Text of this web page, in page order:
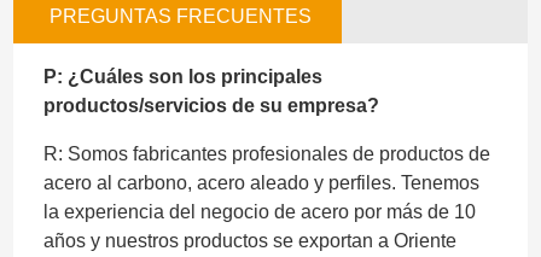
PREGUNTAS FRECUENTES
P: ¿Cuáles son los principales
productos/servicios de su empresa?
R: Somos fabricantes profesionales de productos de
acero al carbono, acero aleado y perfiles. Tenemos
la experiencia del negocio de acero por más de 10
años y nuestros productos se exportan a Oriente